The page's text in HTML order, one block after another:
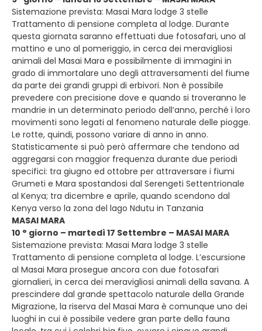
Sistemazione prevista: Masai Mara lodge 3 stelle
Trattamento di pensione completa al lodge. Durante
questa giornata saranno effettuati due fotosafari, uno al
mattino e uno al pomeriggio, in cerca dei meravigliosi
animali del Masai Mara e possibilmente di immagini in
grado di immortalare uno degli attraversamenti del fiume
da parte dei grandi gruppi di erbivori. Non è possibile
prevedere con precisione dove e quando si troveranno le
mandrie in un determinato periodo dell’anno, perché i loro
movimenti sono legati al fenomeno naturale delle piogge.
Le rotte, quindi, possono variare di anno in anno.
Statisticamente si può però affermare che tendono ad
aggregarsi con maggior frequenza durante due periodi
specifici: tra giugno ed ottobre per attraversare i fiumi
Grumeti e Mara spostandosi dal Serengeti Settentrionale
al Kenya; tra dicembre e aprile, quando scendono dal
Kenya verso la zona del lago Ndutu in Tanzania
MASAI MARA
10 ° giorno – martedì 17 Settembre – MASAI MARA
Sistemazione prevista: Masai Mara lodge 3 stelle
Trattamento di pensione completa al lodge. L’escursione
al Masai Mara prosegue ancora con due fotosafari
giornalieri, in cerca dei meravigliosi animali della savana. A
prescindere dal grande spettacolo naturale della Grande
Migrazione, la riserva del Masai Mara è comunque uno dei
luoghi in cui è possibile vedere gran parte della fauna